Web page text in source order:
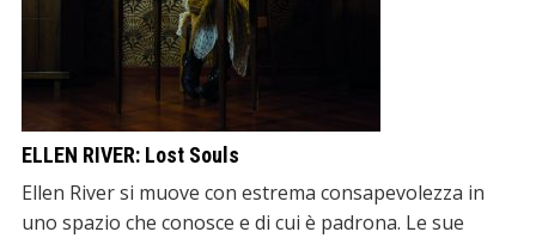
ELLEN RIVER: Lost Souls
Ellen River si muove con estrema consapevolezza in
uno spazio che conosce e di cui è padrona. Le sue